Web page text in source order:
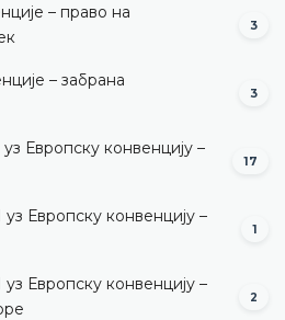
– право на
3
– забрана
3
Европску конвенцију –
17
Европску конвенцију –
1
Европску конвенцију –
2